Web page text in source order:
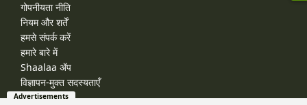
गोपनीयता नीति
नियम और शर्तें
हमसे संपर्क करें
हमारे बारे में
Shaalaa ॲप
विज्ञापन-मुक्त सदस्यताएँ
Advertisements